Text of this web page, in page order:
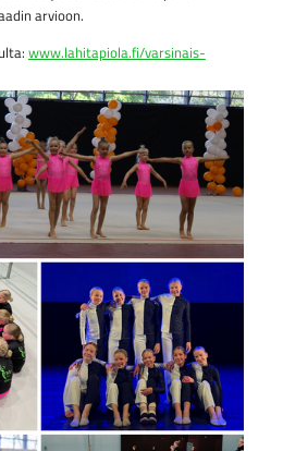
arvioon.
www.lahitapiola.fi/varsinais-